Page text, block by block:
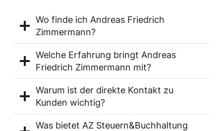
Wo finde ich Andreas Friedrich
Zimmermann?
Welche Erfahrung bringt Andreas
Friedrich Zimmermann mit?
Warum ist der direkte Kontakt zu
Kunden wichtig?
Was bietet AZ Steuern&Buchhaltung